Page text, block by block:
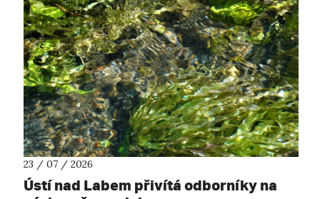
23 / 07 / 2026
Ústí nad Labem přivítá odborníky na